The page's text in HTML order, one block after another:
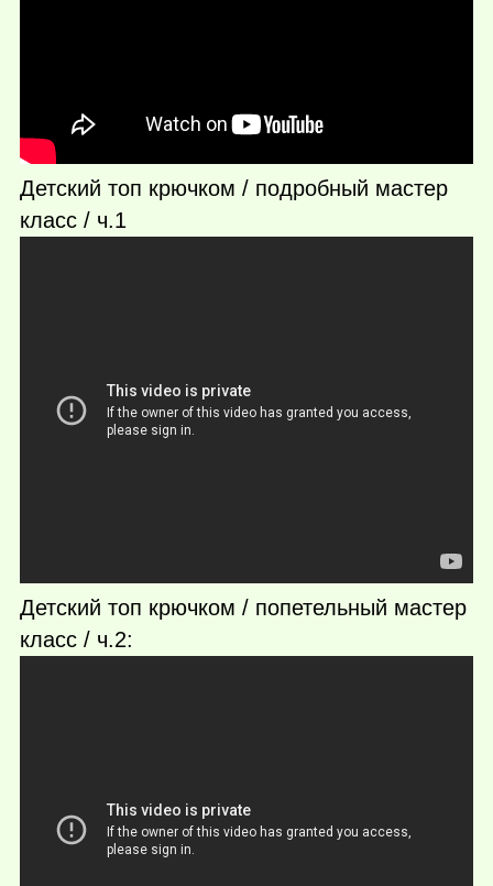
Детский топ крючком / подробный мастер
класс / ч.1
Детский топ крючком / попетельный мастер
класс / ч.2: